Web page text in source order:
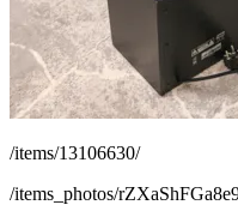
/items/13106630/
/items_photos/